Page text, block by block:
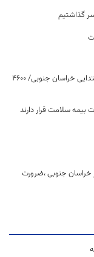
گذاشتیم
تقدیر مقام عالی وزارت از عملکرد جهادی معاونت آموزش ابتدایی خراسان جنوبی/ ۴۶۰۰
خراسان جنوبی ،ضرورت